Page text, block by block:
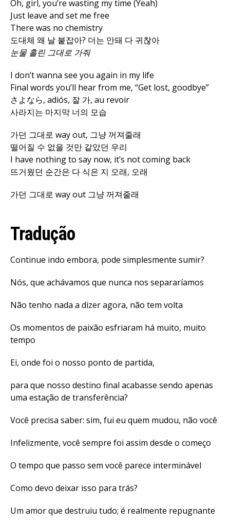
Oh, girl, you’re wasting my time (Yeah)
Just leave and set me free
There was no chemistry
도대체 왜 날 붙잡아? 더는 안돼 다 귀찮아
눈물 흘린 그대로 가줘
I don’t wanna see you again in my life
Final words you’ll hear from me, “Get lost, goodbye”
さよなら, adiós, 잘 가, au revoir
사라지는 마지막 너의 모습
가던 그대로 way out, 그냥 꺼져줄래
떨어질 수 없을 것만 같았던 우리
I have nothing to say now, it’s not coming back
뜨거웠던 순간은 다 식은 지 오래, 오래
가던 그대로 way out 그냥 꺼져줄래
Tradução
Continue indo embora, pode simplesmente sumir?
Nós, que achávamos que nunca nos separaríamos
Não tenho nada a dizer agora, não tem volta
Os momentos de paixão esfriaram há muito, muito
tempo
Ei, onde foi o nosso ponto de partida,
para que nosso destino final acabasse sendo apenas
uma estação de transferência?
Você precisa saber: sim, fui eu quem mudou, não você
Infelizmente, você sempre foi assim desde o começo
O tempo que passo sem você parece interminável
Como devo deixar isso para trás?
Um amor que destruiu tudo; é realmente repugnante